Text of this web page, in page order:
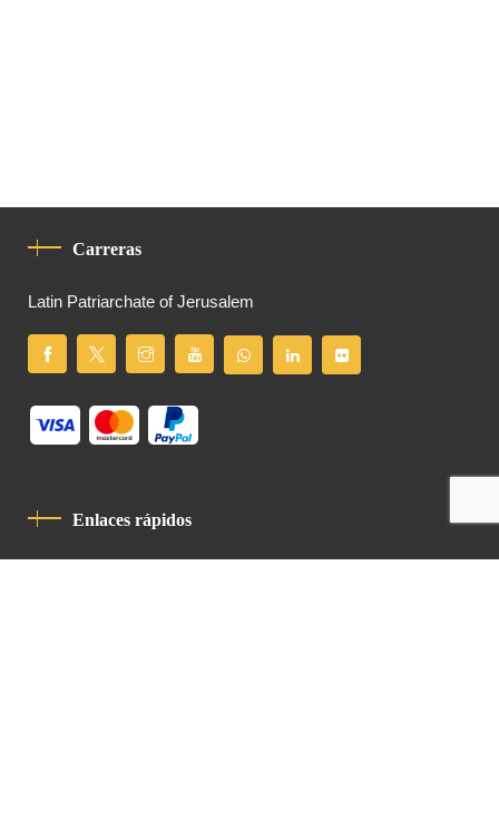
Carreras
Latin Patriarchate of Jerusalem
Enlaces rápidos